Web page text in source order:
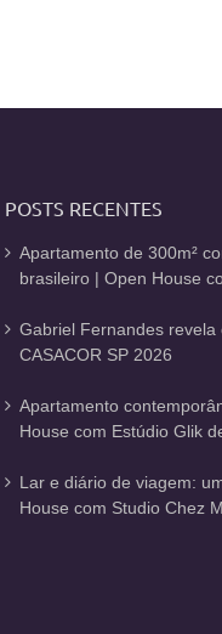
POSTS RECENTES
Apartamento de 300m²
brasileiro | Open House
Gabriel Fernandes
CASACOR SP 2026
Apartamento
House com Estúdio Glik
Lar e diário de viagem:
House com Studio Chez